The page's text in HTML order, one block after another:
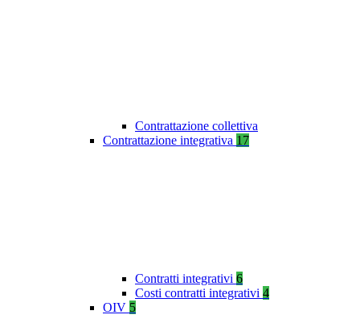
Contrattazione collettiva
Contrattazione integrativa 17
Contratti integrativi 6
Costi contratti integrativi 4
OIV 5